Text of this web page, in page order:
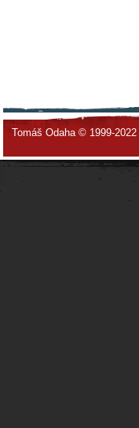
Tomáš Odaha © 1999-2022